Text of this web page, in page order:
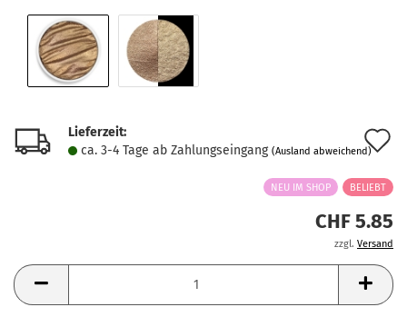
Lieferzeit:
ca. 3-4 Tage ab Zahlungseingang (Ausland abweichend)
NEU IM SHOP BELIEBT
CHF 5.85
zzgl. Versand